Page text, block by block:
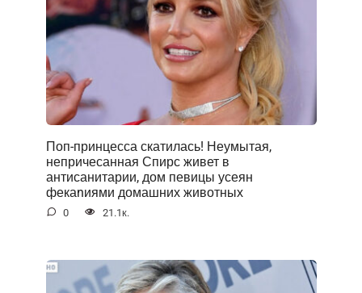
Поп-принцесса скатилась! Неумытая,
непричесанная Спирс живет в
антисанитарии, дом певицы усеян
фекаnиями домашних животных
0 21.1к.